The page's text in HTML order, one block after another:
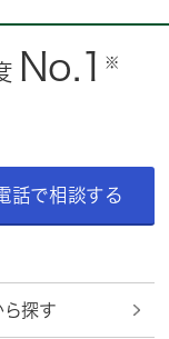
No.1 ※
話で相談する
ら探す